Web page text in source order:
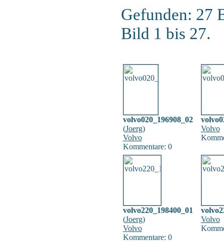
Gefunden: 27
Bild 1 bis 27.
volvo020_196908_02
(Joerg)
Volvo
Kommentare: 0
Volvo
volvo220_198400_01
(Joerg)
Volvo
Kommentare: 0
Volvo